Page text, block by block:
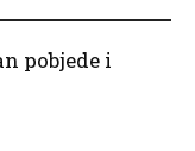
pobjede i